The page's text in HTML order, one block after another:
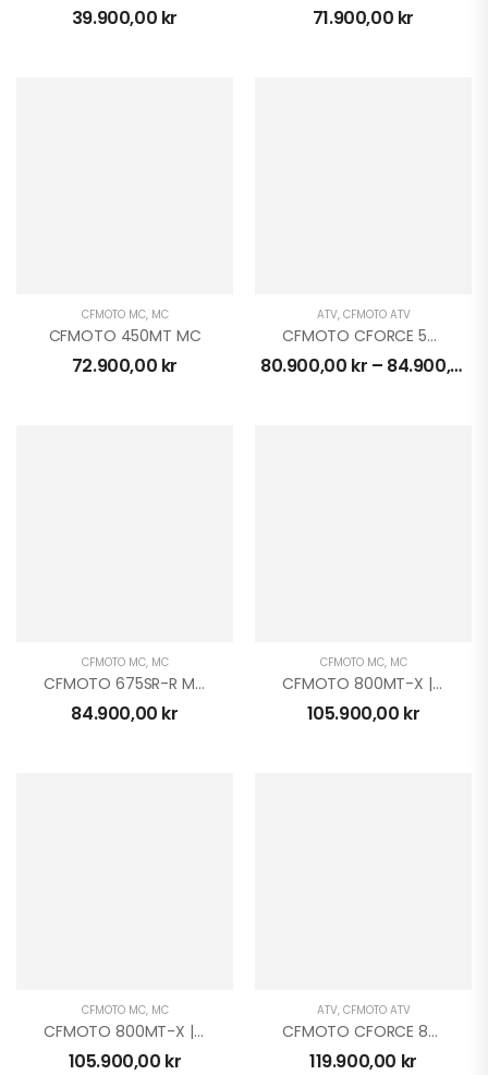
TSX 3000W KAMPANJ
34.900,00
39.900,00
39.900,00 kr 71.900,00 kr
CFMOTO MC, MC
CFMOTO 450MT MC
72.900,00 kr
ATV, CFMOTO ATV
CFMOTO CFORCE 520 TOURING EFi EPS 4X4
80.900,00 kr – 84.900,00
CFMOTO MC, MC
CFMOTO 675SR-R MC
84.900,00 kr
CFMOTO MC, MC
CFMOTO 800MT-X | H | MC
105.900,00 kr
CFMOTO MC, MC
CFMOTO 800MT-X | L | MC
105.900,00 kr
ATV, CFMOTO ATV
CFMOTO CFORCE 850 TOURING BLACK EDT 4X4 T3B
119.900,00 kr